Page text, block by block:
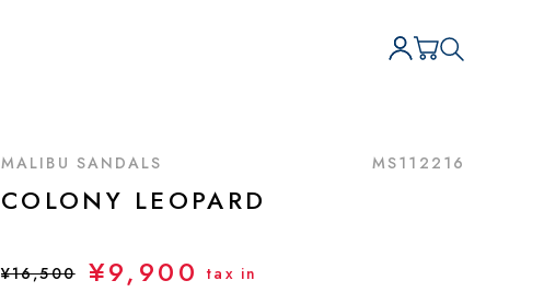
MALIBU SANDALS MS112216
COLONY LEOPARD
¥16,500 ¥9,900 tax in